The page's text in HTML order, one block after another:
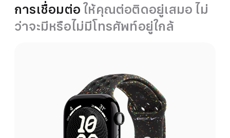
การเชื่อมต่อให้คุณต่อติดอยู่เสมอ ไม่
ว่าจะมีหรือไม่มีโทรศัพท์อยู่ใกล้